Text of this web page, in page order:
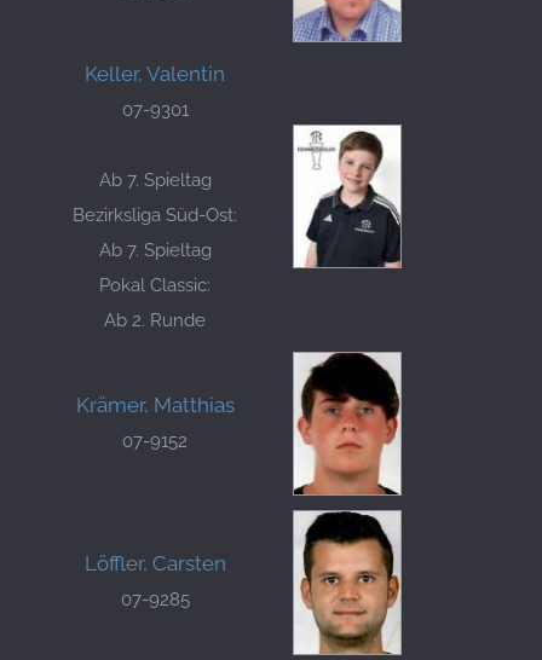
Keller, Valentin
07-9301
Ab 7. Spieltag
Bezirksliga Süd-Ost:
Ab 7. Spieltag
Pokal Classic:
Ab 2. Runde
Krämer, Matthias
07-9152
Löffler, Carsten
07-9285